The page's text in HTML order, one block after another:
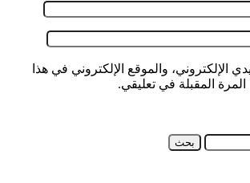
الإلكتروني، والموقع الإلكتروني في هذا
المرة المقبلة في تعليقي.